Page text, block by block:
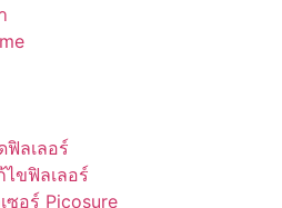
ลเลอร์
ขฟิลเลอร์
ซอร์ Picosure